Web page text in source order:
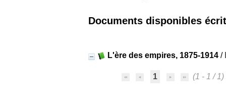
Documents disponibles
L'ère des empires, 1875-1914 /
1 (1 - 1 / 1)